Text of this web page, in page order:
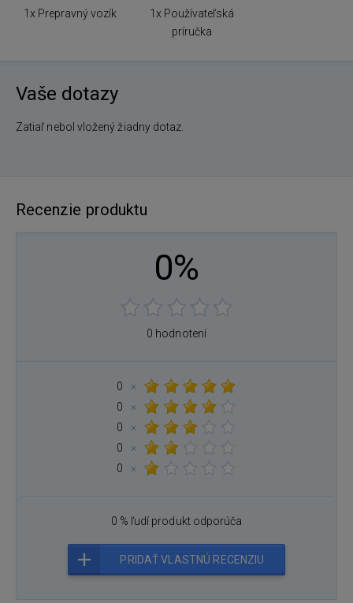
1x Prepravný vozík
1x Používateľská
príručka
Vaše dotazy
Zatiaľ nebol vložený žiadny dotaz.
Recenzie produktu
0%
0 hodnotení
0
×
0
×
0
×
0
×
0
×
0 % ľudí produkt odporúča
PRIDAŤ VLASTNÚ RECENZIU